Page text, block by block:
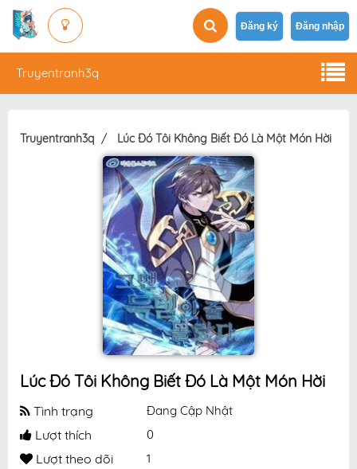
Đăng ký Đăng nhập
Truyentranh3q
Truyentranh3q Lúc Đó Tôi Không Biết Đó Là Một Món Hời
Lúc Đó Tôi Không Biết Đó Là Một Món Hời
Tình trạng Đang Cập Nhật
Lượt thích 0
Lượt theo dõi 1